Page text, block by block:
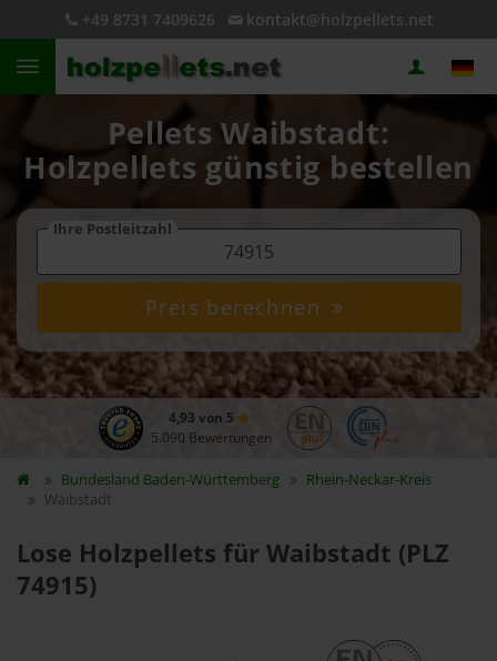
+49 8731 7409626 kontakt@holzpellets.net
Pellets Waibstadt:
Holzpellets günstig bestellen
Ihre Postleitzahl
Preis berechnen
4,93 von 5
5.090 Bewertungen
Bundesland Baden-Württemberg
Rhein-Neckar-Kreis
Waibstadt
Lose Holzpellets für Waibstadt (PLZ
74915)